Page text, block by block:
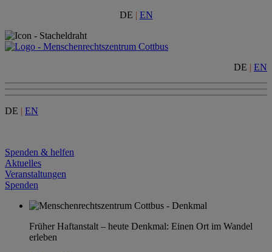
DE | EN
DE | EN
DE | EN
Spenden & helfen
Aktuelles
Veranstaltungen
Spenden
Früher Haftanstalt – heute Denkmal: Einen Ort im Wandel
erleben